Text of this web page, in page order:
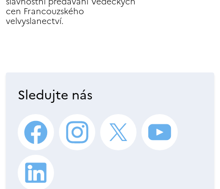
cen Francouzského
velvyslanectví.
Sledujte nás